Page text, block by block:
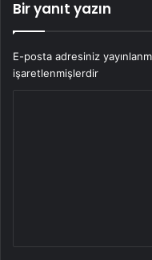
Bir yanıt yazın
E-posta adresiniz
işaretlenmişlerdir